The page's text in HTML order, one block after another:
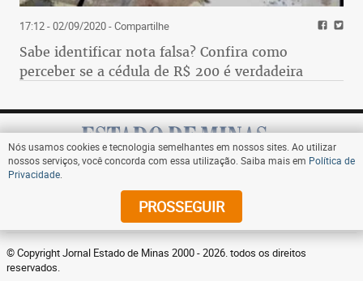
17:12 - 02/09/2020- Compartilhe
Sabe identificar nota falsa? Confira como
perceber se a cédula de R$ 200 é verdadeira
Assine
© Copyright Jornal Estado de Minas 2000 - 2026. todos os direitos
reservados.
Nós usamos cookies e tecnologia semelhantes em nossos sites. Ao utilizar
nossos serviços, você concorda com essa utilização. Saiba mais em Política de
Privacidade
PROSSEGUIR